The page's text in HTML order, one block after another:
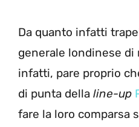
Da quanto infatti
generale londinese di
infatti, pare proprio
di punta della line-up
fare la loro comparsa